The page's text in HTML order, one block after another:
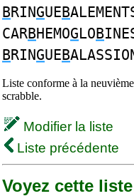
BRINGUEB
CARBHEMOGLOB
BRINGUEB
Liste conforme à la
scrabble.
Modifier la liste
Liste précédente
Voyez cette